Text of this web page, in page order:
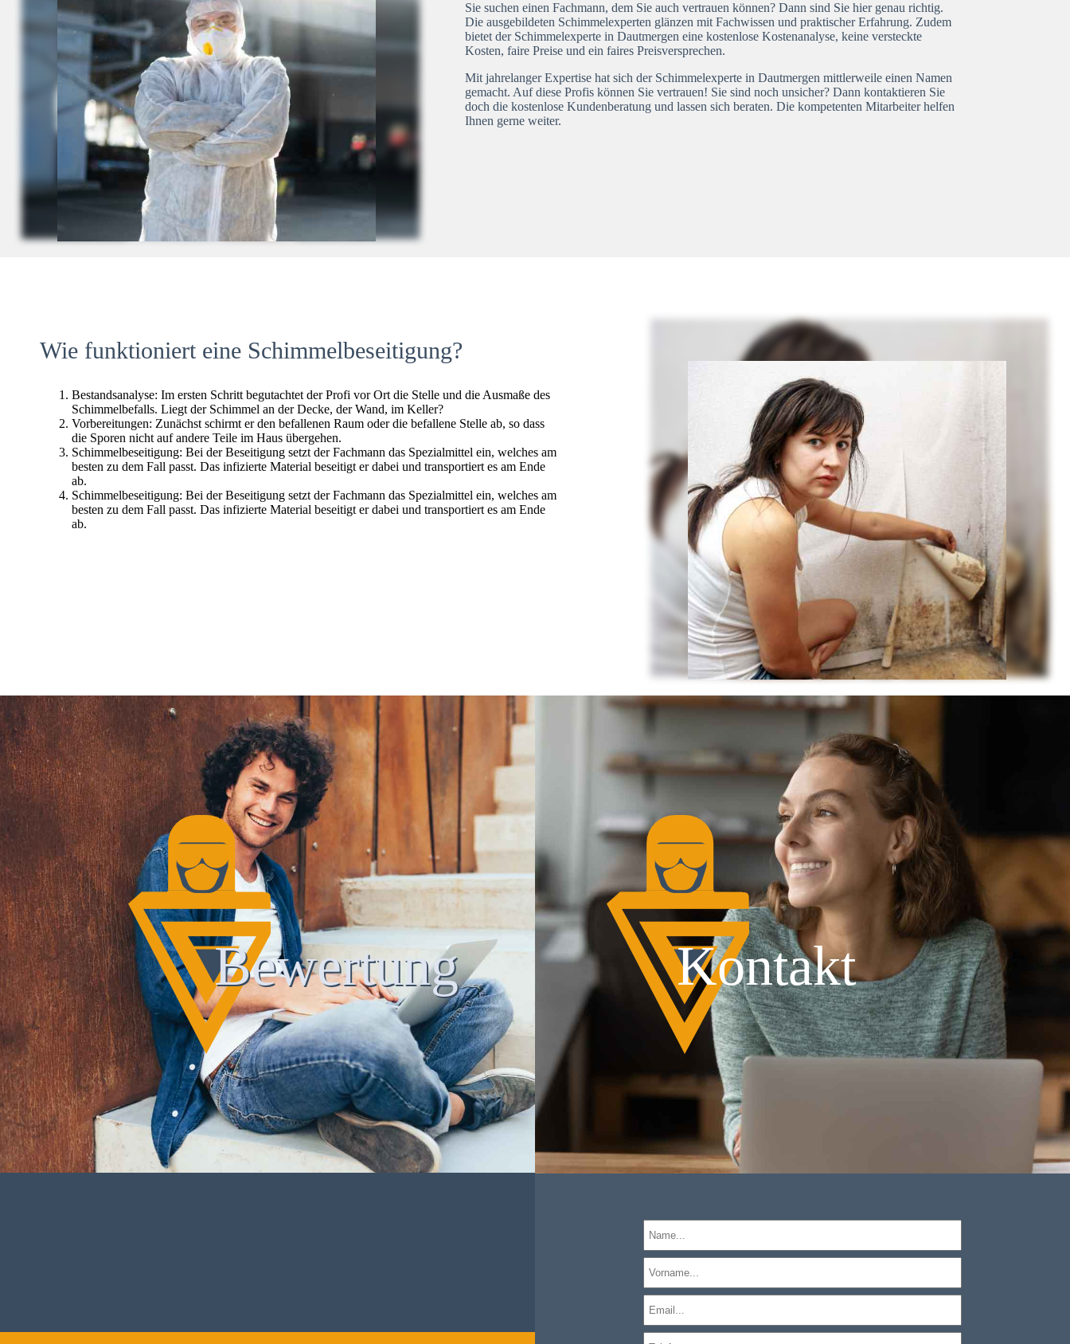
Sie suchen einen Fachmann, dem Sie auch vertrauen können? Dann sind Sie hier genau richtig.
Die ausgebildeten Schimmelexperten glänzen mit Fachwissen und praktischer Erfahrung. Zudem
bietet der Schimmelexperte in Dautmergen eine kostenlose Kostenanalyse, keine versteckte
Kosten, faire Preise und ein faires Preisversprechen.
Mit jahrelanger Expertise hat sich der Schimmelexperte in Dautmergen mittlerweile einen Namen
gemacht. Auf diese Profis können Sie vertrauen! Sie sind noch unsicher? Dann kontaktieren Sie
doch die kostenlose Kundenberatung und lassen sich beraten. Die kompetenten Mitarbeiter helfen
Ihnen gerne weiter.
Wie funktioniert eine Schimmelbeseitigung?
Bestandsanalyse: Im ersten Schritt begutachtet der Profi vor Ort die Stelle und die Ausmaße des
Schimmelbefalls. Liegt der Schimmel an der Decke, der Wand, im Keller?
Vorbereitungen: Zunächst schirmt er den befallenen Raum oder die befallene Stelle ab, so dass
die Sporen nicht auf andere Teile im Haus übergehen.
Schimmelbeseitigung: Bei der Beseitigung setzt der Fachmann das Spezialmittel ein, welches am
besten zu dem Fall passt. Das infizierte Material beseitigt er dabei und transportiert es am Ende
ab.
Schimmelbeseitigung: Bei der Beseitigung setzt der Fachmann das Spezialmittel ein, welches am
besten zu dem Fall passt. Das infizierte Material beseitigt er dabei und transportiert es am Ende
ab.
Bewertung Kontakt